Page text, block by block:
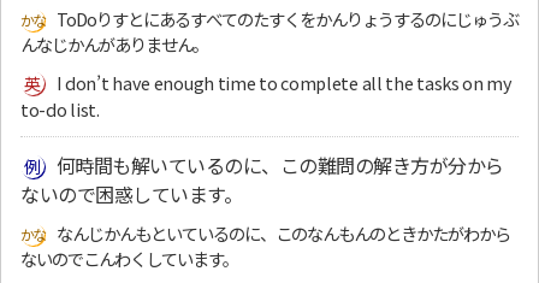
ToDoりすとにあるすべてのたすくをかんりょうするのにじゅうぶ
んなじかんがありません。
I don’t have enough time to complete all the tasks on my
to-do list.
何時間も解いているのに、この難問の解き方が分から
ないので困惑しています。
なんじかんもといているのに、このなんもんのときかたがわから
ないのでこんわくしています。